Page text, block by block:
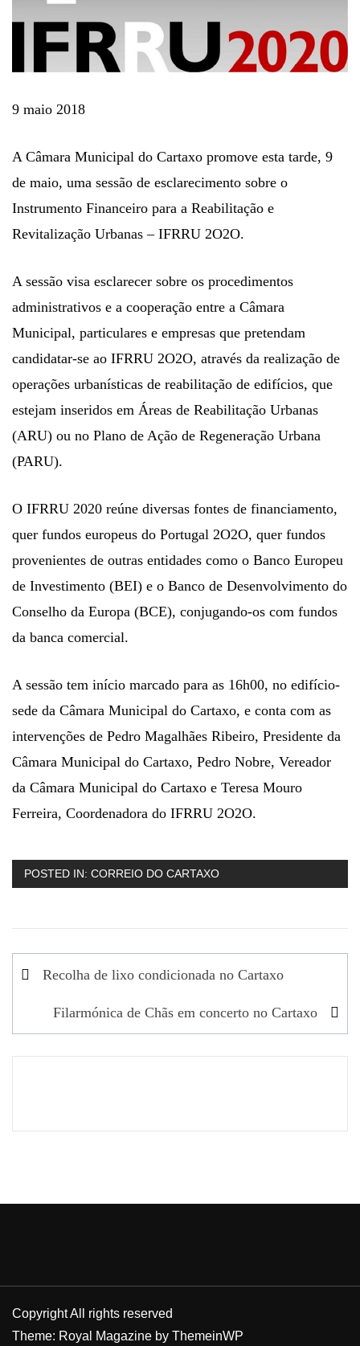
9 maio 2018
A Câmara Municipal do Cartaxo promove esta tarde, 9
de maio, uma sessão de esclarecimento sobre o
Instrumento Financeiro para a Reabilitação e
Revitalização Urbanas – IFRRU 2O2O.
A sessão visa esclarecer sobre os procedimentos
administrativos e a cooperação entre a Câmara
Municipal, particulares e empresas que pretendam
candidatar-se ao IFRRU 2O2O, através da realização de
operações urbanísticas de reabilitação de edifícios, que
estejam inseridos em Áreas de Reabilitação Urbanas
(ARU) ou no Plano de Ação de Regeneração Urbana
(PARU).
O IFRRU 2020 reúne diversas fontes de financiamento,
quer fundos europeus do Portugal 2O2O, quer fundos
provenientes de outras entidades como o Banco Europeu
de Investimento (BEI) e o Banco de Desenvolvimento do
Conselho da Europa (BCE), conjugando-os com fundos
da banca comercial.
A sessão tem início marcado para as 16h00, no edifício-
sede da Câmara Municipal do Cartaxo, e conta com as
intervenções de Pedro Magalhães Ribeiro, Presidente da
Câmara Municipal do Cartaxo, Pedro Nobre, Vereador
da Câmara Municipal do Cartaxo e Teresa Mouro
Ferreira, Coordenadora do IFRRU 2O2O.
POSTED IN: CORREIO DO CARTAXO
Navegação
artigos
Recolha de lixo condicionada no Cartaxo
Filarmónica de Chãs em concerto no Cartaxo
Copyright All rights reserved
Theme: Royal Magazine by ThemeinWP